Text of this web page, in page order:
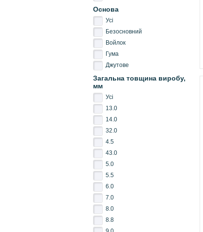
Основа
Усі
Безосновний
Войлок
Гума
Джутове
Загальна товщина виробу,
мм
Усі
13.0
14.0
32.0
4.5
43.0
5.0
5.5
6.0
7.0
8.0
8.8